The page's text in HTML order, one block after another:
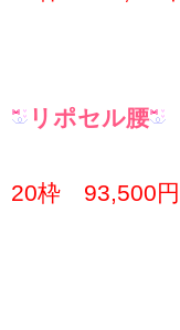
リポセル腰
20枠 93,500円